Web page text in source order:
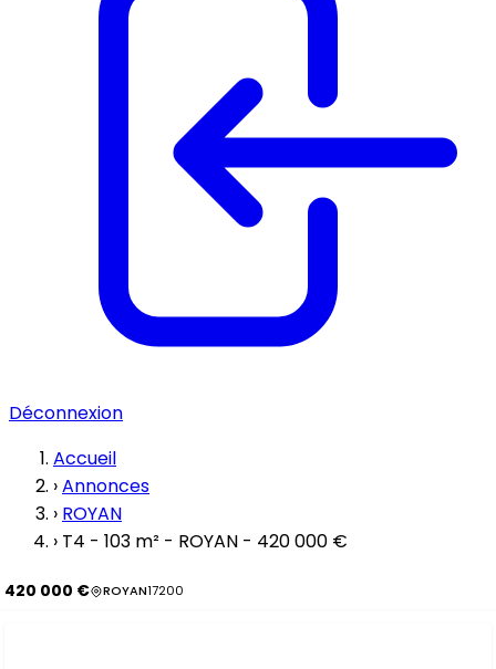
Déconnexion
Accueil
›Annonces
› ROYAN
› T4 - 103 m² - ROYAN - 420 000 €
420 000 € ROYAN17200